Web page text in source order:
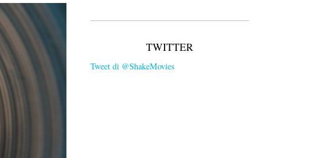
TWITTER
Tweet di @ShakeMovies